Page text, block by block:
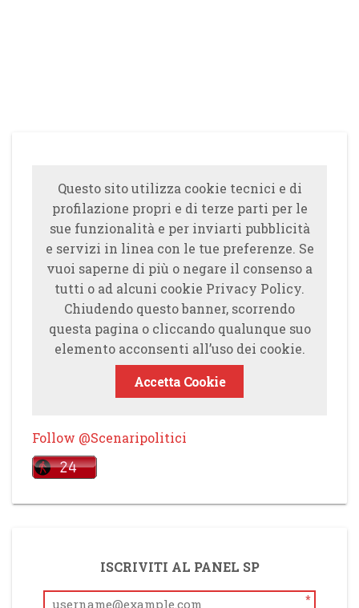
Questo sito utilizza cookie tecnici e di
profilazione propri e di terze parti per le
sue funzionalità e per inviarti pubblicità
e servizi in linea con le tue preferenze. Se
vuoi saperne di più o negare il consenso a
tutti o ad alcuni cookie Privacy Policy.
Chiudendo questo banner, scorrendo
questa pagina o cliccando qualunque suo
elemento acconsenti all’uso dei cookie.
Accetta Cookie
Follow @Scenaripolitici
ISCRIVITI AL PANEL SP
*